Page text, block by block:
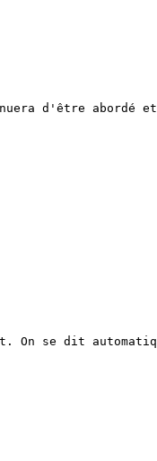
d'être abordé
On se dit